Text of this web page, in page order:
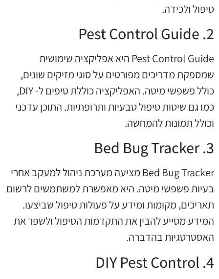
טיפול ולכידה.
2. Pest Control Guide
Pest Control Guide היא אפליקציה שימושית
שמספקת מדריכים מפורטים על סוגי מזיקים שונים,
כולל פשפשי מיטה. האפליקציה כוללת טיפים ל- DIY,
כמו גם שיטות טיפול טבעיות ותרופתיות. התוכן עדכני
וכולל תמונות להמחשה.
3. Bed Bug Tracker
Bed Bug Tracker מציעה מערכת ניהול למעקב אחרי
בעיות פשפשי מיטה. היא מאפשרת למשתמשים לרשום
תאריכים, מקומות ומידע על פעולות טיפול שביצעו.
המידע מסייע להבין את התקדמות הטיפול ולשפר את
האסטרטגיות בהדברה.
4. DIY Pest Control